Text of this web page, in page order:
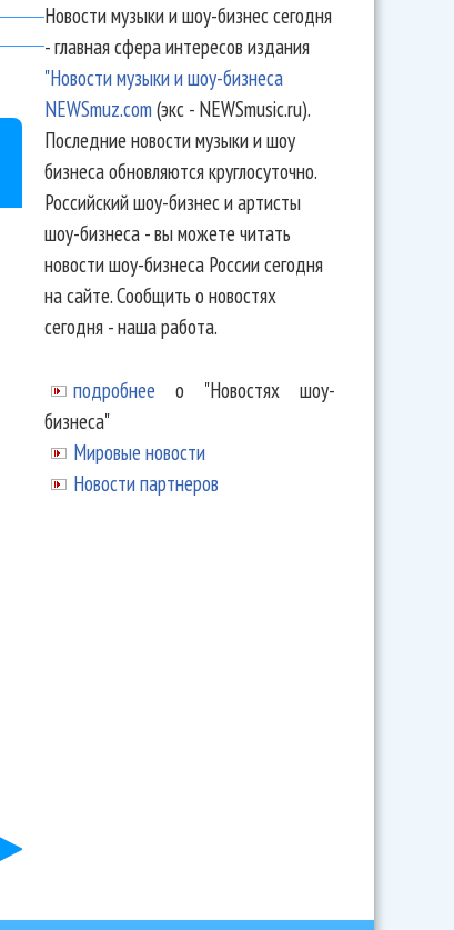
Новости музыки и шоу-бизнес сегодня
- главная сфера интересов издания
"Новости музыки и шоу-бизнеса
NEWSmuz.com(экс - NEWSmusic.ru).
Последние новости музыки и шоу
бизнеса обновляются круглосуточно.
Российский шоу-бизнес и артисты
шоу-бизнеса - вы можете читать
новости шоу-бизнеса России сегодня
на сайте. Сообщить о новостях
сегодня - наша работа.
подробнее о "Новостях шоу-
бизнеса"
Мировые новости
Новости партнеров